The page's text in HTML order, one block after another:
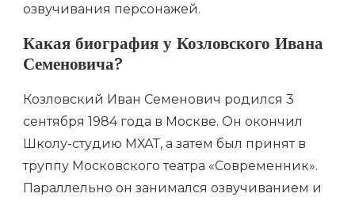
озвучивания персонажей.
Какая биография у Козловского Ивана
Семеновича?
Козловский Иван Семенович родился 3
сентября 1984 года в Москве. Он окончил
Школу-студию МХАТ, а затем был принят в
труппу Московского театра «Современник».
Параллельно он занимался озвучиванием и